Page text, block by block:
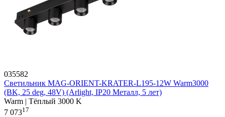
035582
Светильник MAG-ORIENT-KRATER-L195-12W Warm3000
(BK, 25 deg, 48V) (Arlight, IP20 Металл, 5 лет)
Warm | Тёплый 3000 K
7 07317